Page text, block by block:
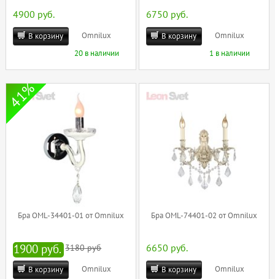
4900 руб.
В корзину
Omnilux
20 в наличии
6750 руб.
В корзину
Omnilux
1 в наличии
Бра OML-34401-01 от Omnilux
41%
1900 руб. 3180 руб
В корзину
Omnilux
Бра OML-74401-02 от Omnilux
6650 руб.
В корзину
Omnilux